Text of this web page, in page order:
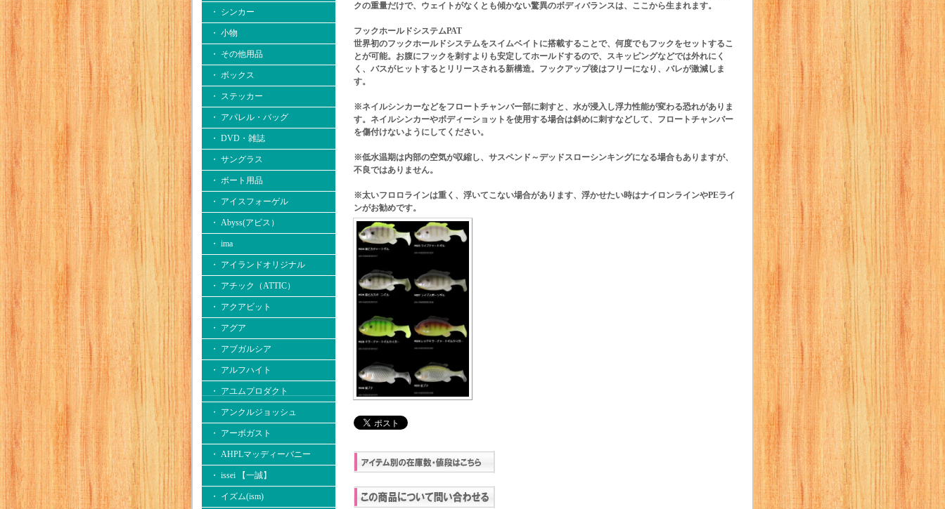
・ シンカー
・ 小物
・ その他用品
・ ボックス
・ ステッカー
・ アパレル・バッグ
・ DVD・雑誌
・ サングラス
・ ボート用品
・ アイスフォーゲル
・ Abyss(アビス）
・ ima
・ アイランドオリジナル
・ アチック（ATTIC）
・ アクアビット
・ アグア
・ アブガルシア
・ アルフハイト
・ アユムプロダクト
・ アンクルジョッシュ
・ アーボガスト
・ AHPLマッディーバニー
・ issei 【一誠】
・ イズム(ism)
クの重量だけで、ウェイトがなくとも傾かない驚異のボディバランスは、ここから生まれます。
フックホールドシステムPAT
世界初のフックホールドシステムをスイムベイトに搭載することで、何度でもフックをセットするこ
とが可能。お腹にフックを刺すよりも安定してホールドするので、スキッピングなどでは外れにく
く、バスがヒットするとリリースされる新構造。フックアップ後はフリーになり、バレが激減しま
す。
※ネイルシンカーなどをフロートチャンバー部に刺すと、水が浸入し浮力性能が変わる恐れがありま
す。ネイルシンカーやボディーショットを使用する場合は斜めに刺すなどして、フロートチャンバー
を傷付けないようにしてください。
※低水温期は内部の空気が収縮し、サスペンド～デッドスローシンキングになる場合もありますが、
不良ではありません。
※太いフロロラインは重く、浮いてこない場合があります、浮かせたい時はナイロンラインやPEライ
ンがお勧めです。